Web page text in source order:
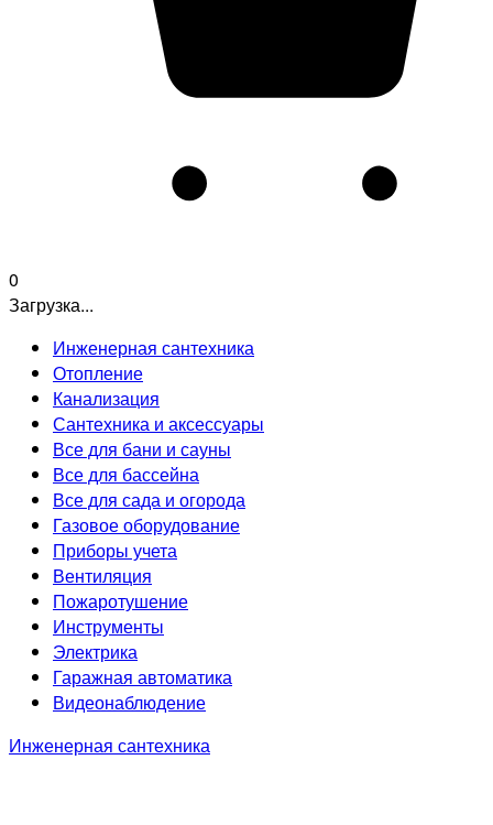
0
Загрузка...
Инженерная сантехника
Отопление
Канализация
Сантехника и аксессуары
Все для бани и сауны
Все для бассейна
Все для сада и огорода
Газовое оборудование
Приборы учета
Вентиляция
Пожаротушение
Инструменты
Электрика
Гаражная автоматика
Видеонаблюдение
Инженерная сантехника